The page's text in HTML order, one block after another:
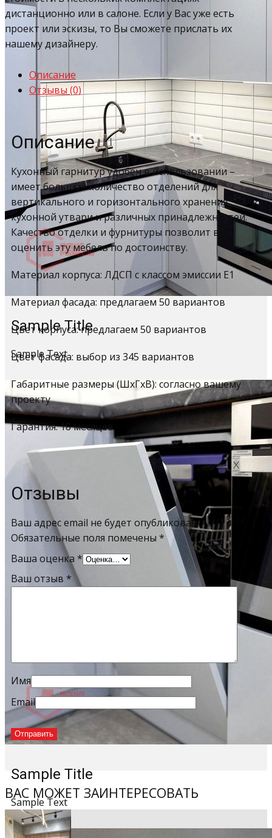
Sample Title
Sample Text
Sample Title
Sample Text
дистанционно или в салоне. Если у Вас уже есть
проект или эскизы, то Вы сможете прислать их
нашему дизайнеру.
Описание
Отзывы (0)
Описание
Кухонный гарнитур удобен в использовании –
имеет большое количество отделений для
вертикального и горизонтального хранения
кухонной утвари и различных принадлежностей.
Качество отделки и фурнитуры позволит вам
оценить эту мебель по достоинству.
Материал корпуса: ЛДСП с классом эмиссии Е1
Материал фасада: предлагаем 50 вариантов
Цвет корпуса: предлагаем 50 вариантов
Цвет фасада: выбор из 345 вариантов
Габаритные размеры (ШхГхВ): согласно вашему
проекту
Гарантия: 18 месяцев
Отзывы
Ваш адрес email не будет опубликован.
Обязательные поля помечены *
Ваша оценка *
Ваш отзыв *
Имя
Email
ВАС МОЖЕТ ЗАИНТЕРЕСОВАТЬ